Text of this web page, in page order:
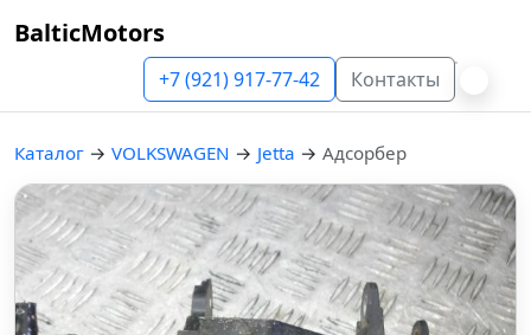
BalticMotors
+7 (921) 917-77-42 Контакты
Каталог → VOLKSWAGEN → Jetta → Адсорбер